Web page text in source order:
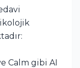
Calm gibi AI